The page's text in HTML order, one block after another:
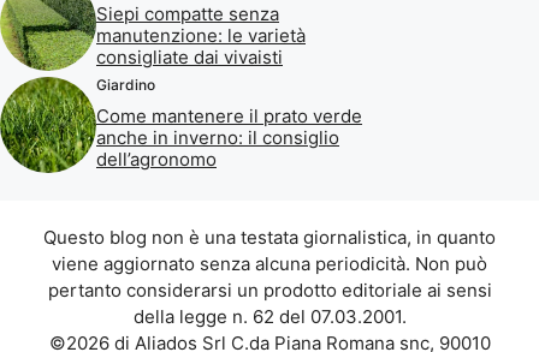
Siepi compatte senza
manutenzione: le varietà
consigliate dai vivaisti
Giardino
Come mantenere il prato verde
anche in inverno: il consiglio
dell’agronomo
Questo blog non è una testata giornalistica, in quanto
viene aggiornato senza alcuna periodicità. Non può
pertanto considerarsi un prodotto editoriale ai sensi
della legge n. 62 del 07.03.2001.
©2026 di Aliados Srl C.da Piana Romana snc, 90010